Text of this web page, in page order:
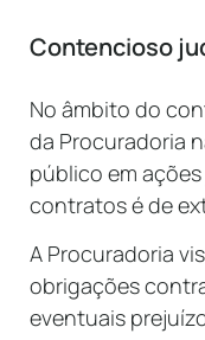
Contencioso
No âmbito do
da Procuradoria
público em
contratos é de
A Procuradoria
obrigações
eventuais